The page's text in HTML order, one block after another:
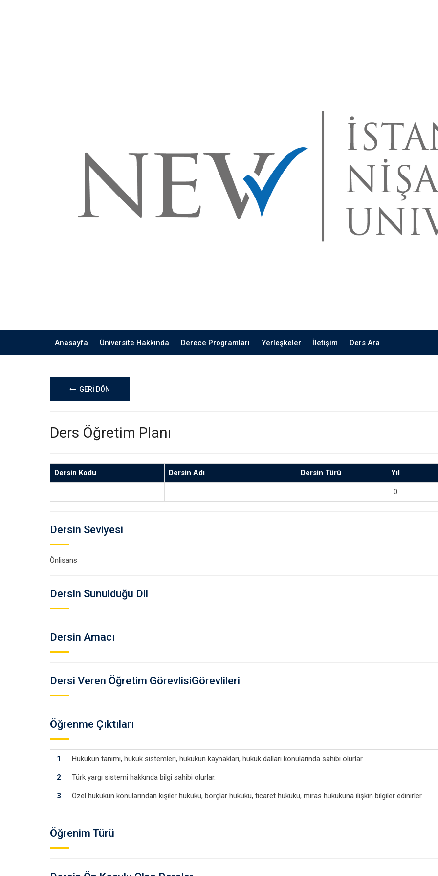
Anasayfa Üniversite Hakkında Derece Programları Yerleşkeler İletişim Ders Ara
GERİ DÖN
Ders Öğretim Planı
Dersin Kodu Dersin Adı Dersin Türü Yıl
0
Dersin Seviyesi
Önlisans
Dersin Sunulduğu Dil
Dersin Amacı
Dersi Veren Öğretim GörevlisiGörevlileri
Öğrenme Çıktıları
1 Hukukun tanımı, hukuk sistemleri, hukukun kaynakları, hukuk dalları konularında sahibi olurlar.
2 Türk yargı sistemi hakkında bilgi sahibi olurlar.
3 Özel hukukun konularından kişiler hukuku, borçlar hukuku, ticaret hukuku, miras hukukuna ilişkin bilgiler edinirler.
Öğrenim Türü